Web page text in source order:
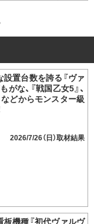
設置台数を誇る『ヴァ
な、『戦国乙女5』、
などからモンスター級
2026/7/26（日）
板機種『初代ヴァルヴ